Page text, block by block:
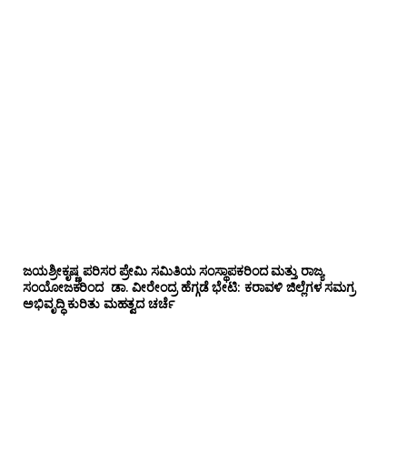
ಜಯಶ್ರೀಕೃಷ್ಣ ಪರಿಸರ ಪ್ರೇಮಿ ಸಮಿತಿಯ ಸಂಸ್ಥಾಪಕರಿಂದ ಮತ್ತು ರಾಜ್ಯ
ಸಂಯೋಜಕರಿಂದ ಡಾ. ವೀರೇಂದ್ರ ಹೆಗ್ಗಡೆ ಭೇಟಿ: ಕರಾವಳಿ ಜಿಲ್ಲೆಗಳ ಸಮಗ್ರ
ಅಭಿವೃದ್ಧಿ ಕುರಿತು ಮಹತ್ವದ ಚರ್ಚೆ